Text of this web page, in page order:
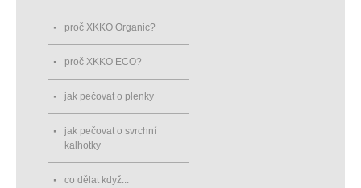
proč XKKO Organic?
proč XKKO ECO?
jak pečovat o plenky
jak pečovat o svrchní
kalhotky
co dělat když...